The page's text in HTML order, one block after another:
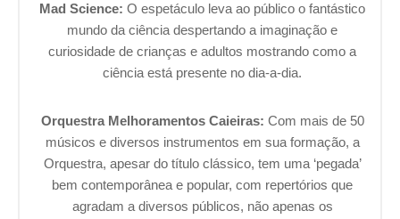
Mad Science: O espetáculo leva ao público o fantástico
mundo da ciência despertando a imaginação e
curiosidade de crianças e adultos mostrando como a
ciência está presente no dia-a-dia.
Orquestra Melhoramentos Caieiras: Com mais de 50
músicos e diversos instrumentos em sua formação, a
Orquestra, apesar do título clássico, tem uma ‘pegada’
bem contemporânea e popular, com repertórios que
agradam a diversos públicos, não apenas os